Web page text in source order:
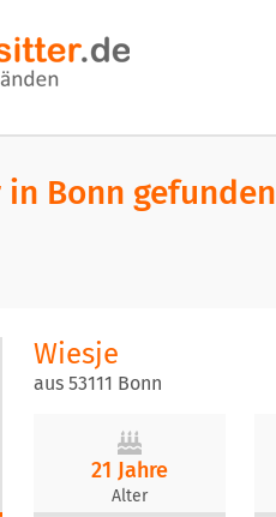
in Bonn gefunden
Wiesje
aus 53111 Bonn
21 Jahre
Alter